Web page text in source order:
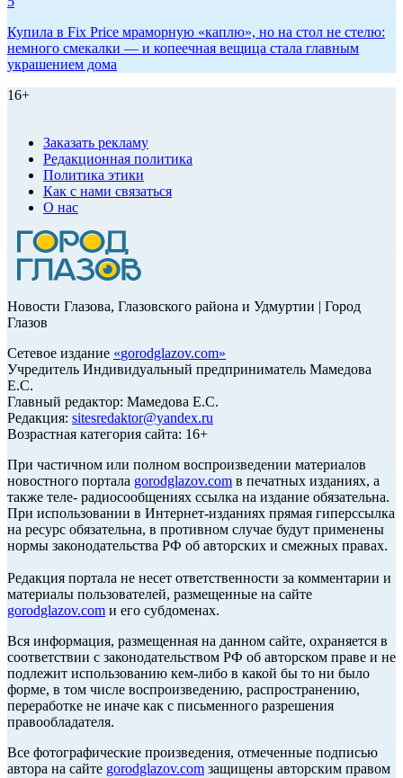
Купила в Fix Price мраморную «каплю», но на стол не стелю:
немного смекалки — и копеечная вещица стала главным
украшением дома
16+
Заказать рекламу
Редакционная политика
Политика этики
Как с нами связаться
О нас
Новости Глазова, Глазовского района и Удмуртии | Город
Глазов
Сетевое издание «gorodglazov.com»
Учредитель Индивидуальный предприниматель Мамедова
Е.С.
Главный редактор: Мамедова Е.С.
Редакция: sitesredaktor@yandex.ru
Возрастная категория сайта: 16+
При частичном или полном воспроизведении материалов
новостного портала gorodglazov.com в печатных изданиях, а
также теле- радиосообщениях ссылка на издание обязательна.
При использовании в Интернет-изданиях прямая гиперссылка
на ресурс обязательна, в противном случае будут применены
нормы законодательства РФ об авторских и смежных правах.
Редакция портала не несет ответственности за комментарии и
материалы пользователей, размещенные на сайте
gorodglazov.com и его субдоменах.
Вся информация, размещенная на данном сайте, охраняется в
соответствии с законодательством РФ об авторском праве и не
подлежит использованию кем-либо в какой бы то ни было
форме, в том числе воспроизведению, распространению,
переработке не иначе как с письменного разрешения
правообладателя.
Все фотографические произведения, отмеченные подписью
автора на сайте gorodglazov.com защищены авторским правом